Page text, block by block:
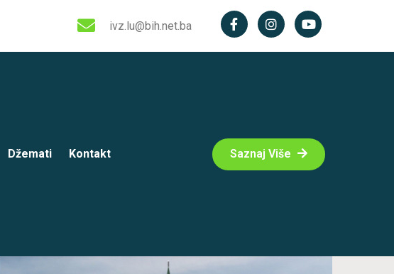
ivz.lu@bih.net.ba
Džemati Kontakt Saznaj Više